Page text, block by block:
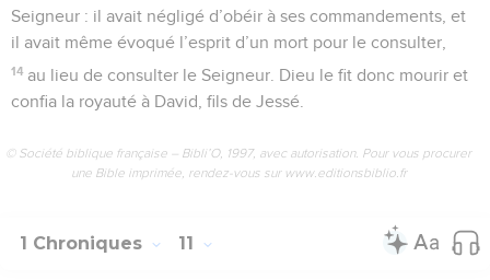
Seigneur : il avait négligé d’obéir à ses commandements, et
il avait même évoqué l’esprit d’un mort pour le consulter,
14 au lieu de consulter le Seigneur. Dieu le fit donc mourir et
confia la royauté à David, fils de Jessé.
© Société biblique française – Bibli’O, 1997, avec autorisation. Pour vous procurer
une Bible imprimée, rendez-vous sur www.editionsbiblio.fr
1 Chroniques 11